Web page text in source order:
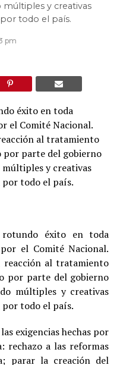
múltiples y creativas
todo el país.
pm
éxito en toda
el Comité Nacional.
al tratamiento
por parte del gobierno
múltiples y creativas
por todo el país.
éxito en toda
el Comité Nacional.
reacción al tratamiento
por parte del gobierno
múltiples y creativas
por todo el país.
exigencias hechas por
rechazo a las reformas
parar la creación del